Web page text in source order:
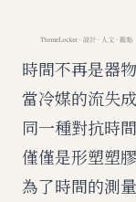
時間不再是器
當冷媒的流失
同一種對抗時
僅僅是形塑塑
為了時間的測